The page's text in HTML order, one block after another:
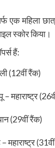
एक महिला
स्कोर किया।
हैं:
(12वीं रैंक)
– महाराष्ट्र
(29वीं रैंक)
महाराष्ट्र